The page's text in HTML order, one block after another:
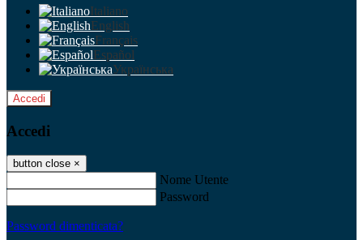
Italiano
English
Français
Español
Українська
Accedi
Accedi
button close ×
Nome Utente
Password
Password dimenticata?